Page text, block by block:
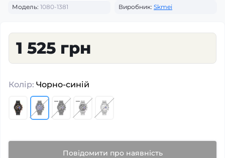
Модель: 1080-1381 Виробник: Skmei
1 525 грн
Колір: Чорно-синій
Повідомити про наявність